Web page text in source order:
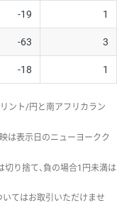
-19 1
-63 3
-18 1
ント/円と南アフリカラン
は表示日のニューヨークク
り捨て、負の場合1円未満は
てはお取引いただけませ